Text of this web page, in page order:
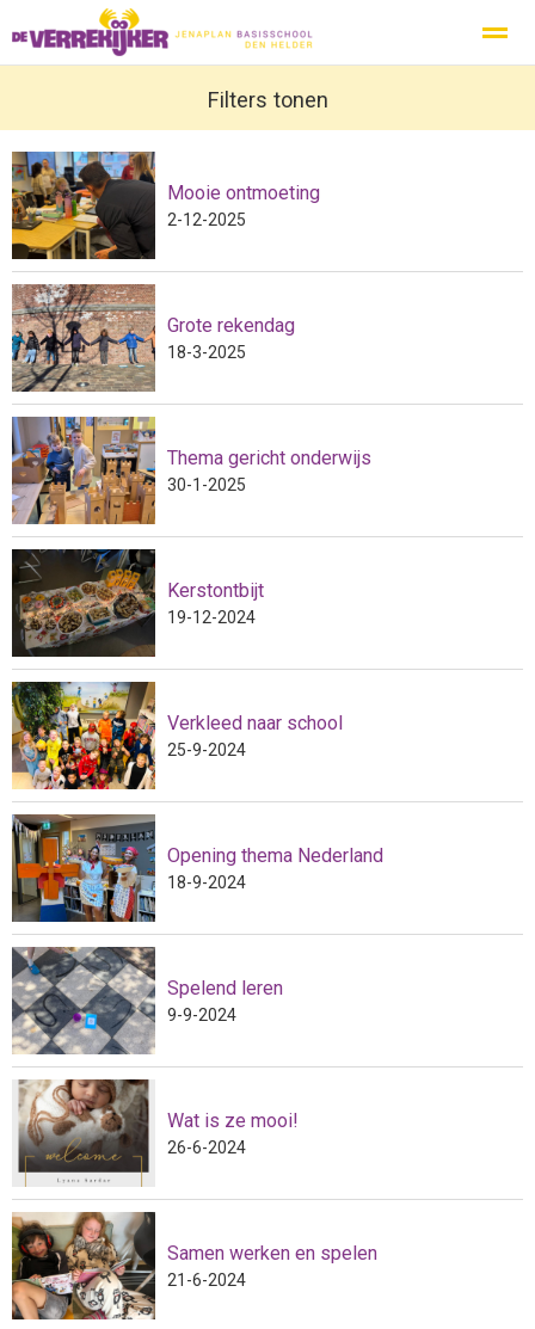
Protocol Social Media Ouderbeleidsplan
Home Nieuws Zoeken
Filters tonen
Mooie ontmoeting
2-12-2025
Grote rekendag
18-3-2025
Thema gericht onderwijs
30-1-2025
Kerstontbijt
19-12-2024
Verkleed naar school
25-9-2024
Opening thema Nederland
18-9-2024
Spelend leren
9-9-2024
Wat is ze mooi!
26-6-2024
Samen werken en spelen
21-6-2024